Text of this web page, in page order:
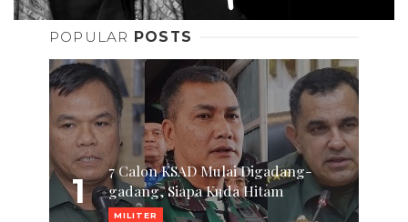
POPULAR POSTS
1
7 Calon KSAD Mulai Digadang-
gadang, Siapa Kuda Hitam
MILITER